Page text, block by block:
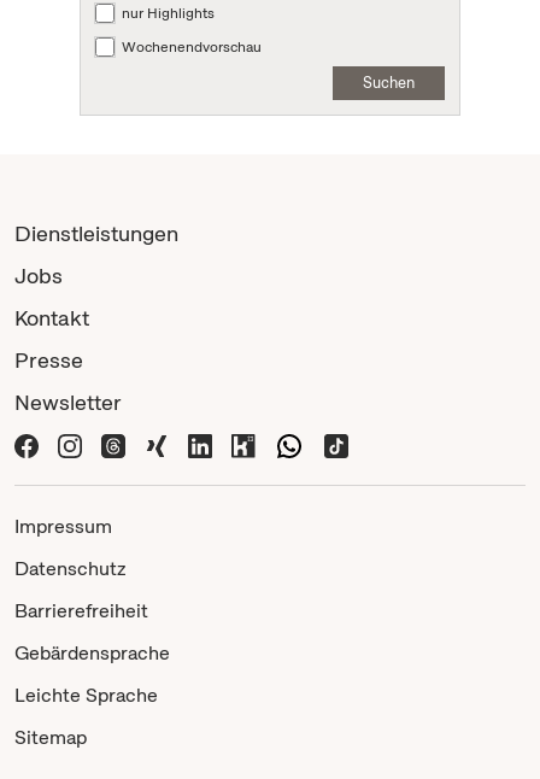
nur Highlights
Wochenendvorschau
Suchen
Dienstleistungen
Jobs
Kontakt
Presse
Newsletter
Impressum
Datenschutz
Barrierefreiheit
Gebärdensprache
Leichte Sprache
Sitemap